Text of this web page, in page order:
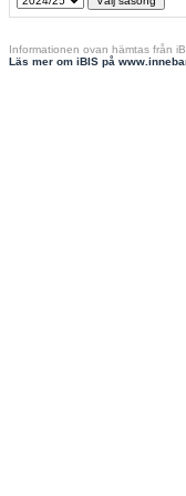
Informationen ovan hämtas från
Läs mer om iBIS på